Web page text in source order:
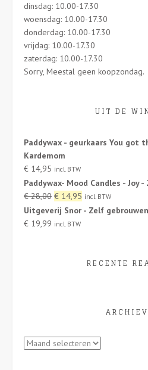
dinsdag: 10.00-17.30
woensdag: 10.00-17.30
donderdag: 10.00-17.30
vrijdag: 10.00-17.30
zaterdag: 10.00-17.30
Sorry, Meestal geen koopzondag.
UIT DE
Paddywax - geurkaars You got
Kardemom
€ 14,95 incl. BTW
Paddywax- Mood Candles - Joy -
€28,00 Oorspronkelijke
prijs
was:
€ 14,95 Huidige
prijs
incl. BTW
Uitgeverij Snor - Zelf gebrouwen
€ 19,99 incl. BTW
RECENTE
Archieven